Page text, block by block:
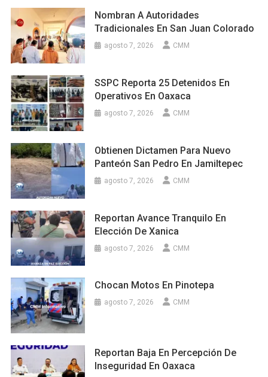
Nombran A Autoridades
Tradicionales En San Juan Colorado
agosto 7, 2026 CMM
SSPC Reporta 25 Detenidos En
Operativos En Oaxaca
agosto 7, 2026 CMM
Obtienen Dictamen Para Nuevo
Panteón San Pedro En Jamiltepec
agosto 7, 2026 CMM
Reportan Avance Tranquilo En
Elección De Xanica
agosto 7, 2026 CMM
Chocan Motos En Pinotepa
agosto 7, 2026 CMM
Reportan Baja En Percepción De
Inseguridad En Oaxaca